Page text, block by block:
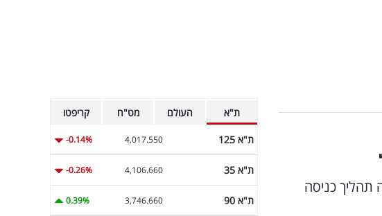
תהליך כניסה
ת"א העולם מט"ח קריפטו
ת"א 125 4,017.550
-0.14%
ת"א 35 4,106.660
-0.26%
ת"א 90 3,746.660
0.39%